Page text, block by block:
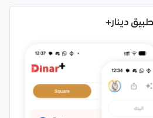
دينار+